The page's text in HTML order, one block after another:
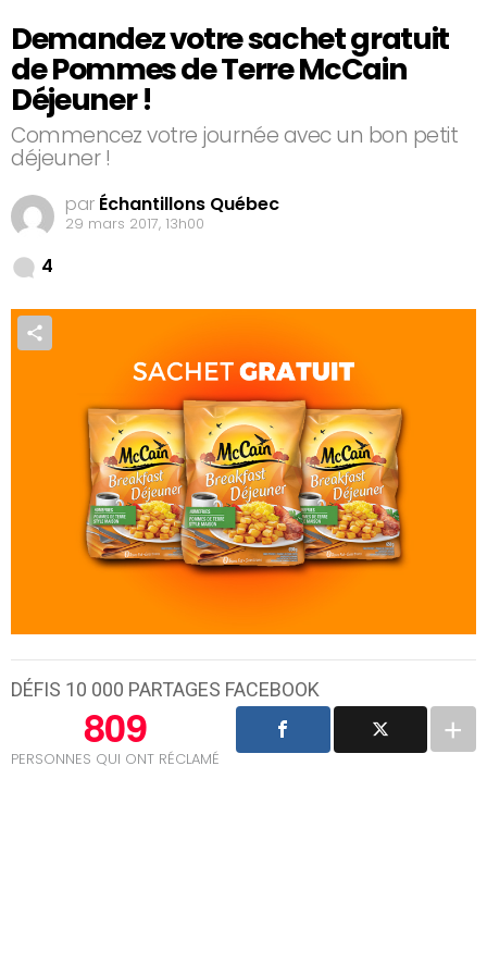
Demandez votre sachet gratuit
de Pommes de Terre McCain
Déjeuner !
Commencez votre journée avec un bon petit
déjeuner !
par Échantillons Québec
29 mars 2017, 13h00
4
DÉFIS 10 000 PARTAGES FACEBOOK
809
PERSONNES QUI ONT RÉCLAMÉ